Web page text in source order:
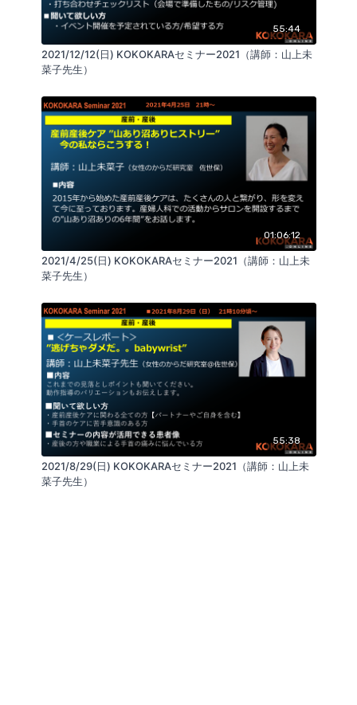
■KOKOKARAセミナーの先生について
https://kokokara.online/authors/eri_ohsato
株式会社GLABhttps://realine.info/
SNShttps://linktr.ee/GLABInc
リアライン・イノベーション研究会
55:44
2021/12/12(日) KOKOKARAセミナー2021（講師：山上未
菜子先生）
01:06:12
2021/4/25(日) KOKOKARAセミナー2021（講師：山上未
菜子先生）
55:38
2021/8/29(日) KOKOKARAセミナー2021（講師：山上未
菜子先生）